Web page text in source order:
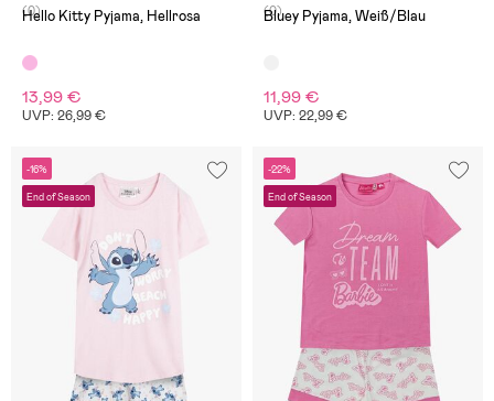
(0)
Hello Kitty Pyjama, Hellrosa
13,99 €
UVP: 26,99 €
(0)
Bluey Pyjama, Weiß/Blau
11,99 €
UVP: 22,99 €
-16%
End of Season
-22%
End of Season